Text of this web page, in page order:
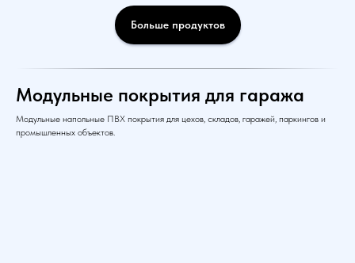
Больше продуктов
Модульные покрытия для гаража
Модульные напольные ПВХ покрытия для цехов, складов, гаражей, паркингов и
промышленных объектов.